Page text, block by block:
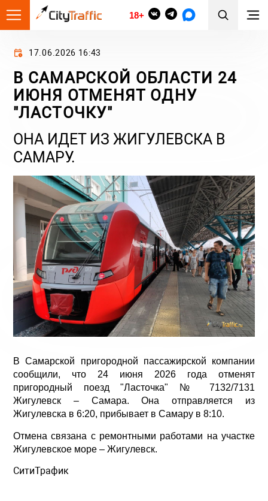
18+
17.06.2026 16:43
В САМАРСКОЙ ОБЛАСТИ 24
ИЮНЯ ОТМЕНЯТ ОДНУ
"ЛАСТОЧКУ"
ОНА ИДЕТ ИЗ ЖИГУЛЕВСКА В
САМАРУ.
В Самарской пригородной пассажирской компании
сообщили, что 24 июня 2026 года отменят
пригородный поезд "Ласточка" № 7132/7131
Жигулевск – Самара. Она отправляется из
Жигулевска в 6:20, прибывает в Самару в 8:10.
Отмена связана с ремонтными работами на участке
Жигулевское море – Жигулевск.
СитиТрафик